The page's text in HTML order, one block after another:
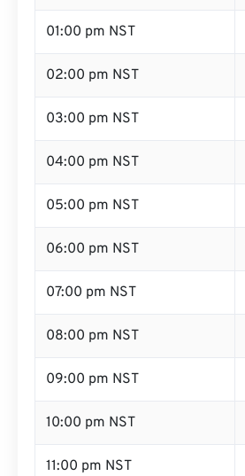
01:00 pm NST
02:00 pm NST
03:00 pm NST
04:00 pm NST
05:00 pm NST
06:00 pm NST
07:00 pm NST
08:00 pm NST
09:00 pm NST
10:00 pm NST
11:00 pm NST